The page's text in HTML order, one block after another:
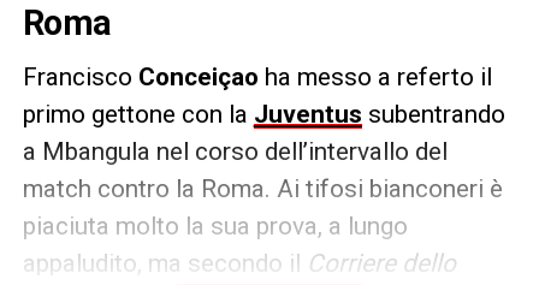
Roma
Francisco Conceiçao ha messo a referto il
primo gettone con la Juventus subentrando
a Mbangula nel corso dell’intervallo del
match contro la Roma. Ai tifosi bianconeri è
piaciuta molto la sua prova, a lungo
appaludito, ma secondo il Corriere dello